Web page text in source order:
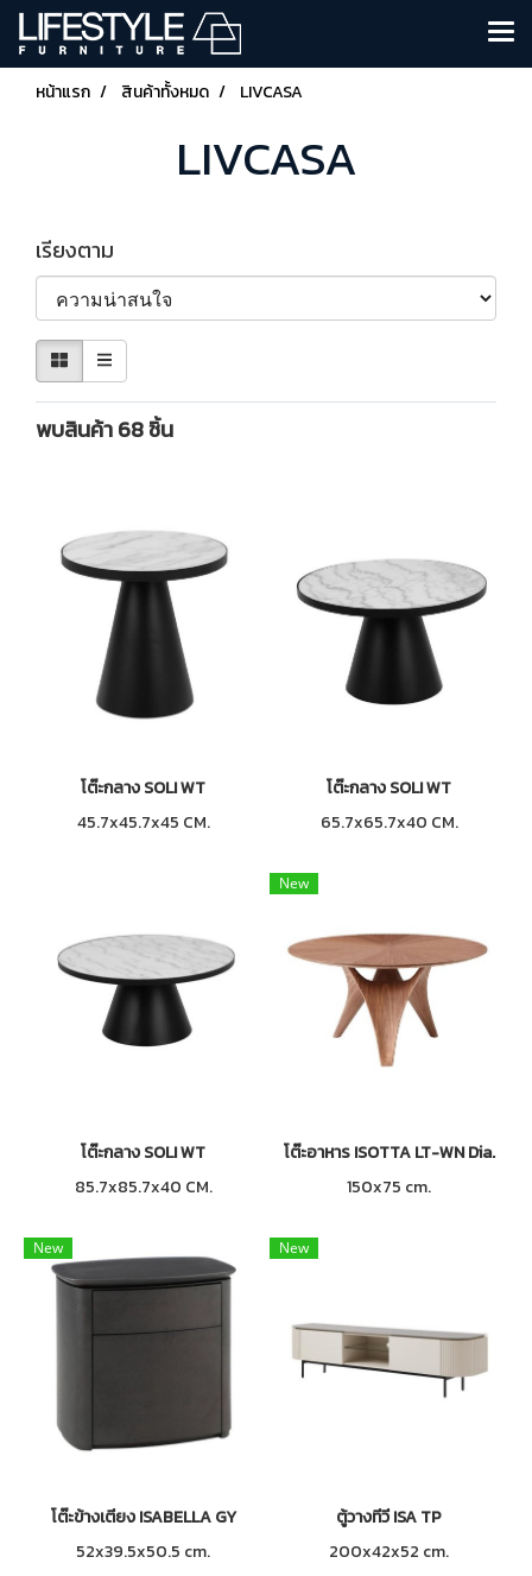
หน้าแรก สินค้าทั้งหมด LIVCASA
LIVCASA
เรียงตาม
พบสินค้า 68 ชิ้น
โต๊ะกลาง SOLI WT
45.7x45.7x45 CM.
โต๊ะกลาง SOLI WT
65.7x65.7x40 CM.
โต๊ะกลาง SOLI WT
85.7x85.7x40 CM.
New
โต๊ะอาหาร ISOTTA LT-WN Dia.
150x75 cm.
New
โต๊ะข้างเตียง ISABELLA GY
52x39.5x50.5 cm.
New
ตู้วางทีวี ISA TP
200x42x52 cm.